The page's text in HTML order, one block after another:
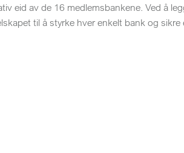
eid av de 16 medlemsbankene. Ved å
til å styrke hver enkelt bank og